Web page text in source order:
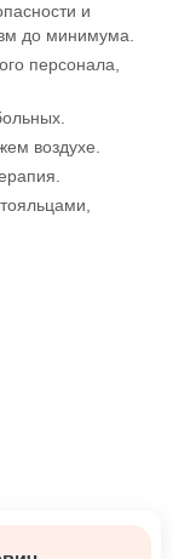
и
до минимума.
персонала,
воздухе.